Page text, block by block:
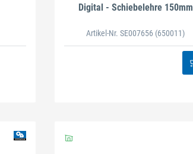
Digital - Schiebelehre 150mm
Artikel-Nr. SE007656 (650011)